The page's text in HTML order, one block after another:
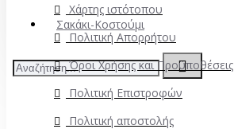
Σακάκι-Κοστούμι
Χάρτης ιστότοπου
Πολιτική Απορρήτου
Όροι Χρήσης και Προϋποθέσεις
Πολιτική Επιστροφών
Πολιτική αποστολής